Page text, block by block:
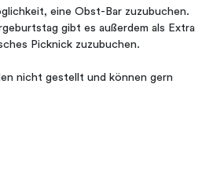
eine Obst-Bar zuzubuchen.
gibt es außerdem als Extra
Picknick zuzubuchen.
nicht gestellt und können gern